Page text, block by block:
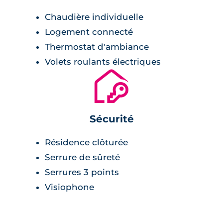
Chaudière individuelle
Logement connecté
Thermostat d'ambiance
Volets roulants électriques
🔐
Sécurité
Résidence clôturée
Serrure de sûreté
Serrures 3 points
Visiophone